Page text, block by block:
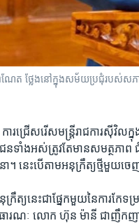
ណែត ថ្លែង​នៅក្នុង​សម័យ​ប្រជុំ​របស់​ស
ការ​ជ្រើស​រើស​មន្ត្រី​រាជការ​ស៊ីវិល​
ន​ទាំង​អស់​ត្រូវ​តែ​មាន​សមត្ថ​ភាព​
នា។ ​នេះ​បើ​តាម​អនុក្រឹត្យ​ថ្មី​មួ
ក្រឹត្យ​នេះ​ជាផ្នែក​មួយ​នៃ​ការ​កែ
ារណៈ ​លោក ​ហ៊ុន ម៉ានី​ ជា​ញឹកញា